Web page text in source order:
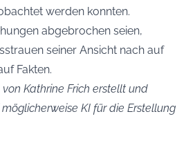
werden konnten.
abgebrochen seien,
seiner Ansicht nach auf
Fakten.
Kathrine Frich erstellt und
KI für die Erstellung